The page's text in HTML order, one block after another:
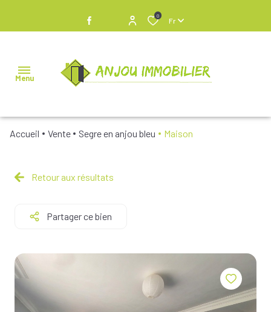
0
Fr
Menu
VENDRE
BIENS
NOS
BIENS À
LA
Accueil Vente Segre en anjou bleu Maison
Retour aux résultats
Partager ce bien